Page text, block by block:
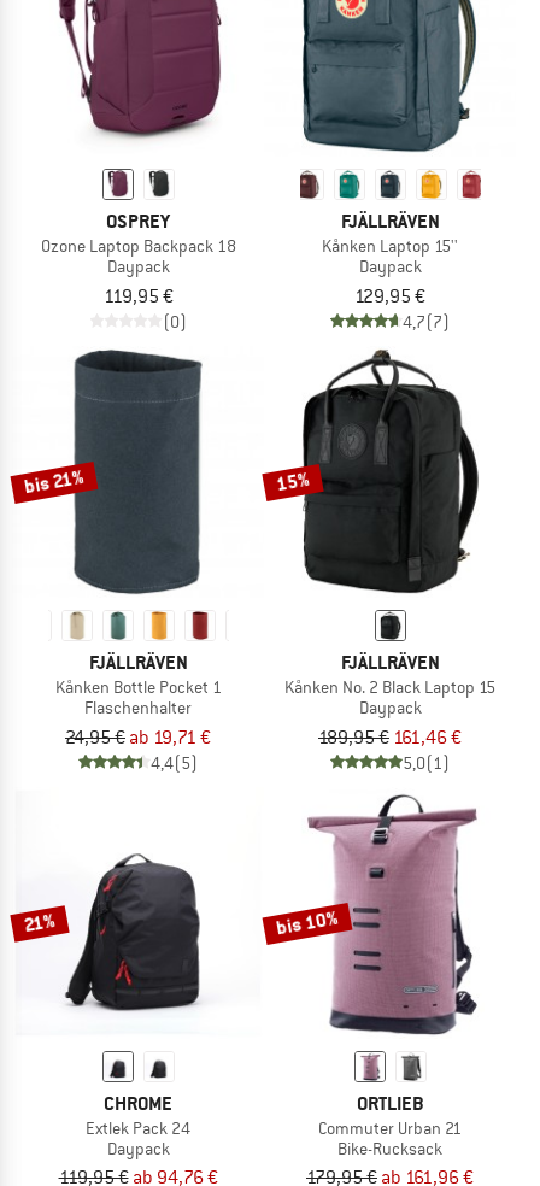
OSPREY
Ozone Laptop Backpack 18
Daypack
119,95 €
(0)
FJÄLLRÄVEN
Kånken Laptop 15''
Daypack
129,95 €
4,7(7)
bis 21%
FJÄLLRÄVEN
Kånken Bottle Pocket 1
Flaschenhalter
24,95 € ab 19,71 €
4,4(5)
15%
FJÄLLRÄVEN
Kånken No. 2 Black Laptop 15
Daypack
189,95 € 161,46 €
5,0(1)
21%
CHROME
Extlek Pack 24
Daypack
119,95 € ab 94,76 €
bis 10%
ORTLIEB
Commuter Urban 21
Bike-Rucksack
179,95 € ab 161,96 €